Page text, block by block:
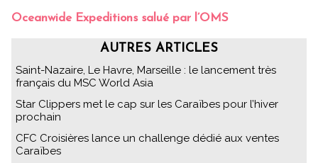
Oceanwide Expeditions salué par l’OMS
AUTRES ARTICLES
Saint-Nazaire, Le Havre, Marseille : le lancement très
français du MSC World Asia
Star Clippers met le cap sur les Caraïbes pour l’hiver
prochain
CFC Croisières lance un challenge dédié aux ventes
Caraïbes